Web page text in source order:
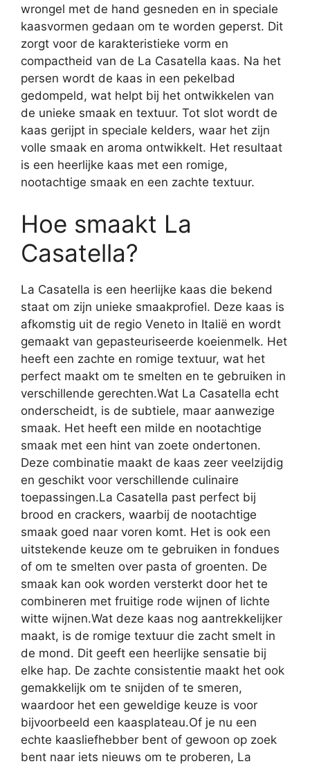
wrongel met de hand gesneden en in speciale
kaasvormen gedaan om te worden geperst. Dit
zorgt voor de karakteristieke vorm en
compactheid van de La Casatella kaas. Na het
persen wordt de kaas in een pekelbad
gedompeld, wat helpt bij het ontwikkelen van
de unieke smaak en textuur. Tot slot wordt de
kaas gerijpt in speciale kelders, waar het zijn
volle smaak en aroma ontwikkelt. Het resultaat
is een heerlijke kaas met een romige,
nootachtige smaak en een zachte textuur.
Hoe smaakt La
Casatella?
La Casatella is een heerlijke kaas die bekend
staat om zijn unieke smaakprofiel. Deze kaas is
afkomstig uit de regio Veneto in Italië en wordt
gemaakt van gepasteuriseerde koeienmelk. Het
heeft een zachte en romige textuur, wat het
perfect maakt om te smelten en te gebruiken in
verschillende gerechten.Wat La Casatella echt
onderscheidt, is de subtiele, maar aanwezige
smaak. Het heeft een milde en nootachtige
smaak met een hint van zoete ondertonen.
Deze combinatie maakt de kaas zeer veelzijdig
en geschikt voor verschillende culinaire
toepassingen.La Casatella past perfect bij
brood en crackers, waarbij de nootachtige
smaak goed naar voren komt. Het is ook een
uitstekende keuze om te gebruiken in fondues
of om te smelten over pasta of groenten. De
smaak kan ook worden versterkt door het te
combineren met fruitige rode wijnen of lichte
witte wijnen.Wat deze kaas nog aantrekkelijker
maakt, is de romige textuur die zacht smelt in
de mond. Dit geeft een heerlijke sensatie bij
elke hap. De zachte consistentie maakt het ook
gemakkelijk om te snijden of te smeren,
waardoor het een geweldige keuze is voor
bijvoorbeeld een kaasplateau.Of je nu een
echte kaasliefhebber bent of gewoon op zoek
bent naar iets nieuws om te proberen, La